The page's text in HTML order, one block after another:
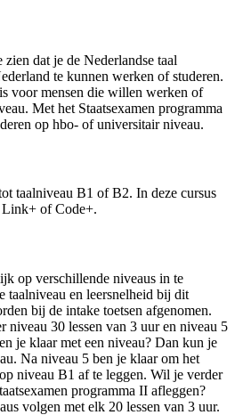
zien dat je de Nederlandse taal
te kunnen werken of studeren.
voor mensen die willen werken of
Met het Staatsexamen programma
op hbo- of universitair niveau.
taalniveau B1 of B2. In deze cursus
Link+ of Code+.
op verschillende niveaus in te
taalniveau en leersnelheid bij dit
bij de intake toetsen afgenomen.
niveau 30 lessen van 3 uur en niveau 5
je klaar met een niveau? Dan kun je
Na niveau 5 ben je klaar om het
niveau B1 af te leggen. Wil je verder
programma II afleggen?
volgen met elk 20 lessen van 3 uur.